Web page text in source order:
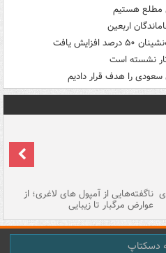
مطلع هستیم
اربعین
یافت
نشسته است
را هدف قرار دادیم
ناگفته‌هایی از آمپول های لاغری؛ از
عوارض مرگبار تا زیبایی
دسکتاپ